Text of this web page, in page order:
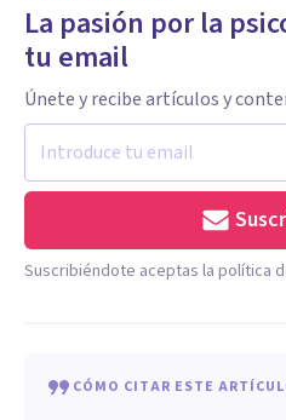
La pasión por la
tu email
Únete y recibe artículos y
Suscribiéndote aceptas la política
CÓMO CITAR ESTE